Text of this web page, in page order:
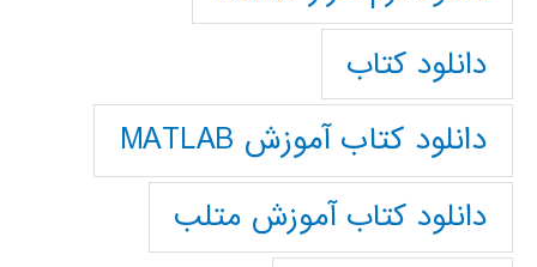
دانلود کتاب
دانلود کتاب آموزش MATLAB
دانلود کتاب آموزش متلب